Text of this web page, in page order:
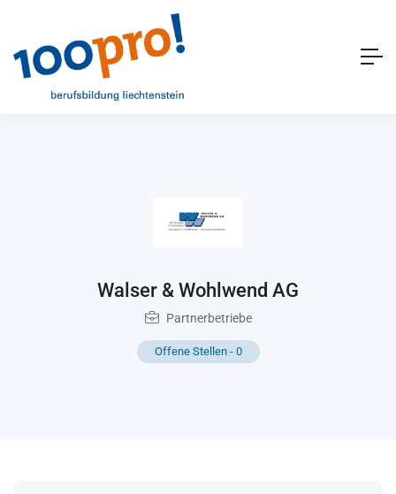
Walser & Wohlwend AG
Partnerbetriebe
Offene Stellen- 0